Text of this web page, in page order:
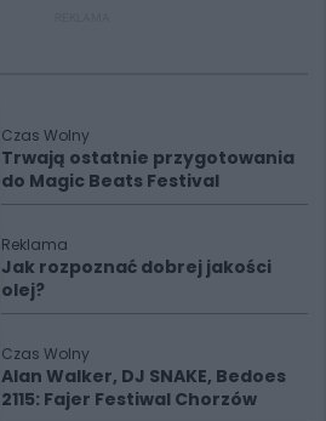
Czas Wolny
Trwają ostatnie przygotowania
do Magic Beats Festival
Reklama
Jak rozpoznać dobrej jakości
olej?
Czas Wolny
Alan Walker, DJ SNAKE, Bedoes
2115: Fajer Festiwal Chorzów